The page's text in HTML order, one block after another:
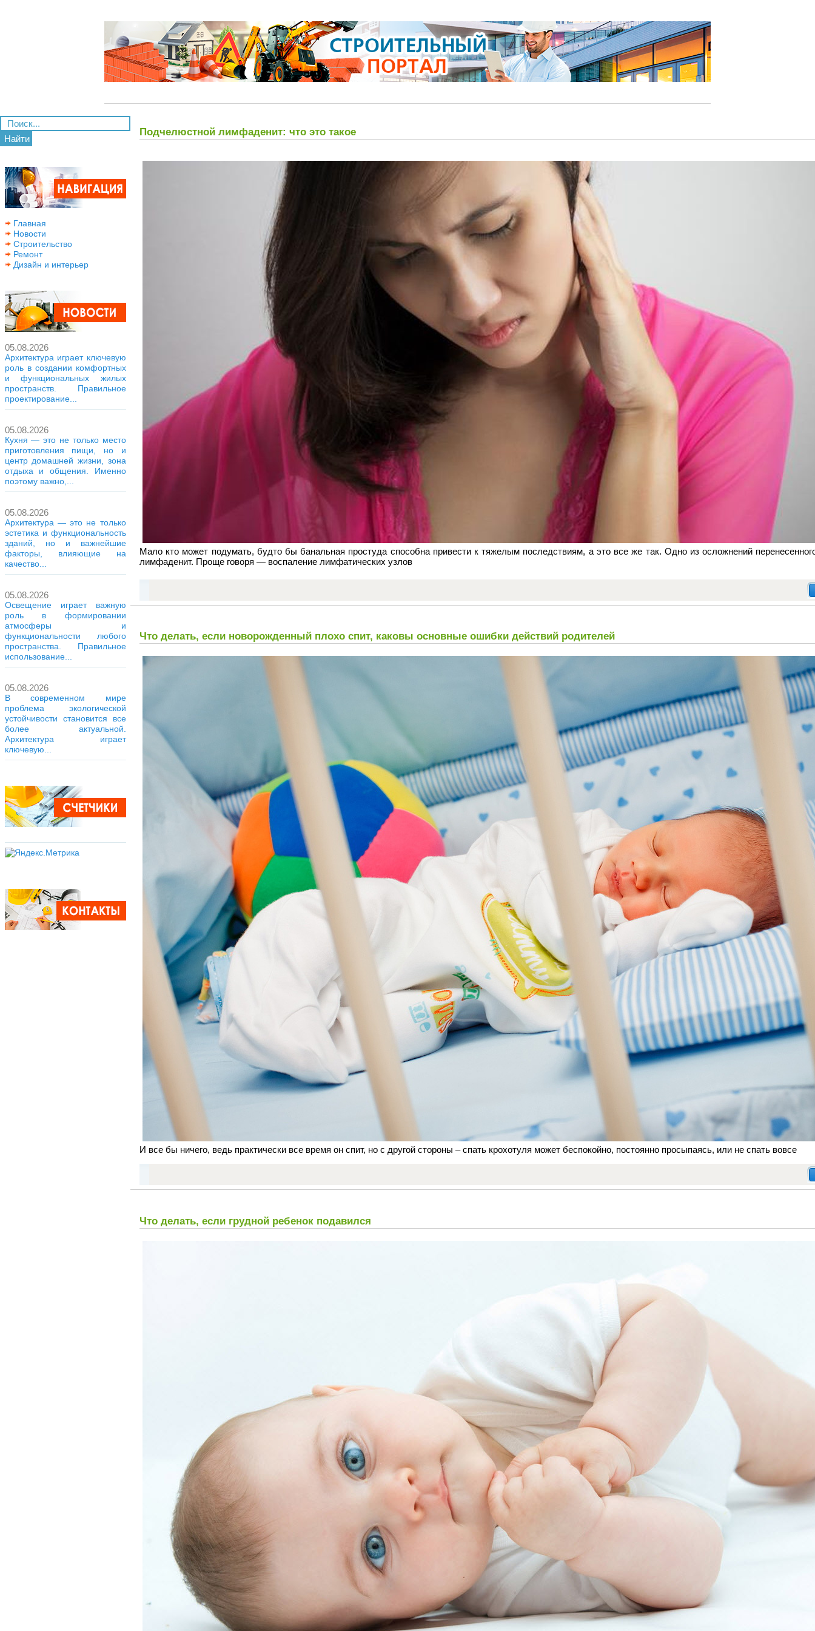
Найти
Главная
Новости
Строительство
Ремонт
Дизайн и интерьер
05.08.2026
Архитектура играет ключевую
роль в создании комфортных
и функциональных жилых
пространств. Правильное
проектирование...
05.08.2026
Кухня — это не только место
приготовления пищи, но и
центр домашней жизни, зона
отдыха и общения. Именно
поэтому важно,...
05.08.2026
Архитектура — это не только
эстетика и функциональность
зданий, но и важнейшие
факторы, влияющие на
качество...
05.08.2026
Освещение играет важную
роль в формировании
атмосферы и
функциональности любого
пространства. Правильное
использование...
05.08.2026
В современном мире
проблема экологической
устойчивости становится все
более актуальной.
Архитектура играет
ключевую...
Подчелюстной лимфаденит: что это такое
Мало кто может подумать, будто бы банальная простуда способна привести к тяжелым последствиям, а это все же так. Одно из осложнений
лимфаденит. Проще говоря — воспаление лимфатических узлов
Что делать, если новорожденный плохо спит, каковы основные ошибки действий родителей
И все бы ничего, ведь практически все время он спит, но с другой стороны – спать крохотуля может беспокойно, постоянно просыпаясь, или не спать вовсе
Что делать, если грудной ребенок подавился